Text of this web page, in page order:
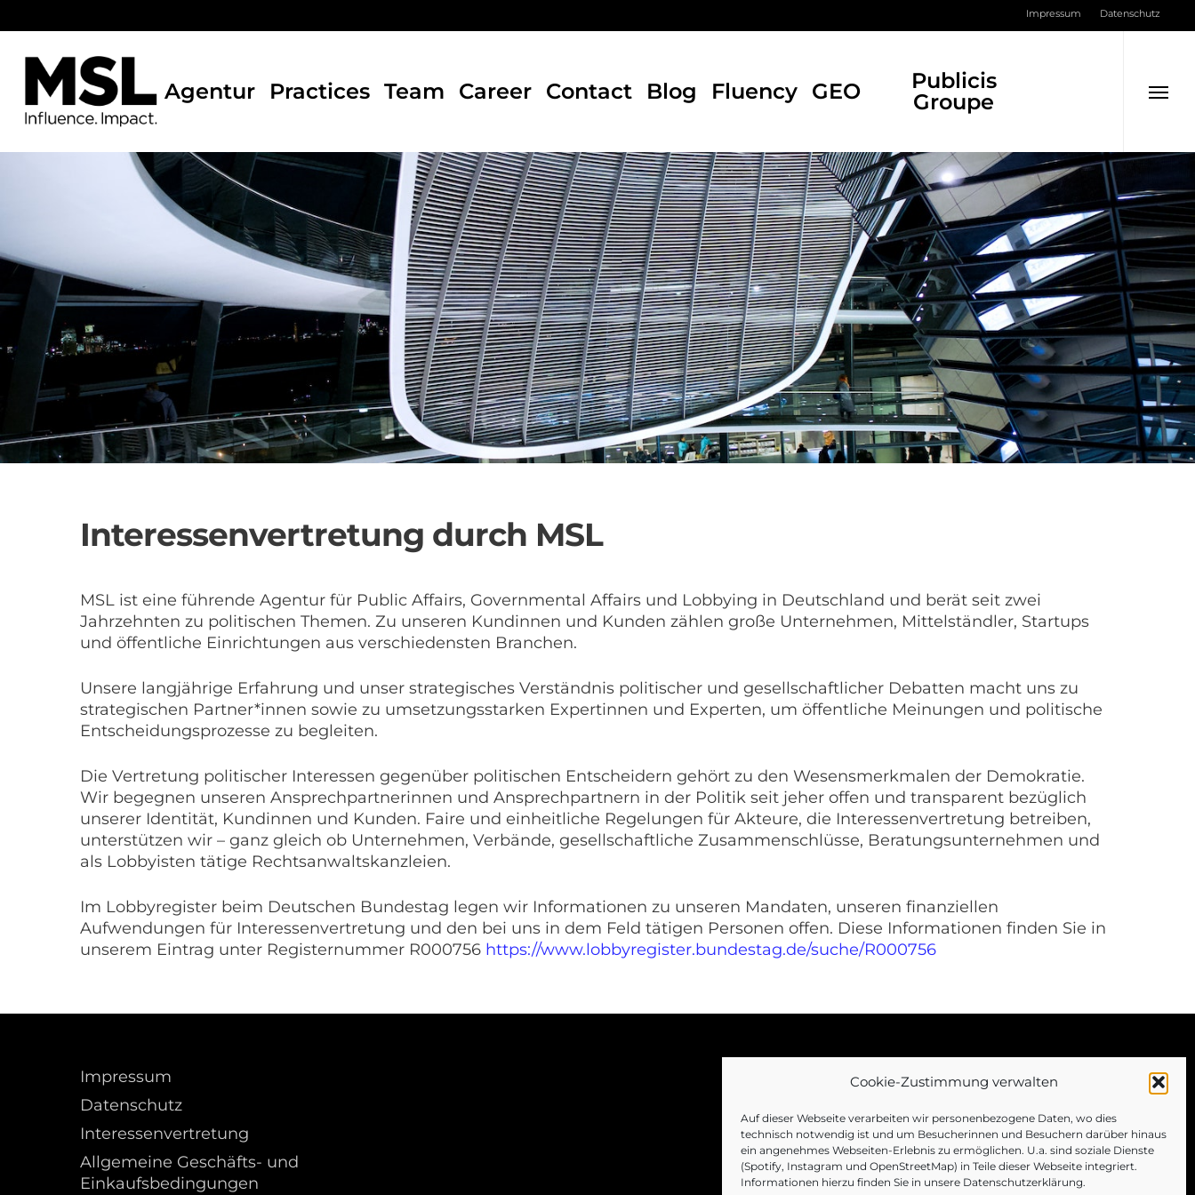
Cookie-Zustimmung verwalten
Auf dieser Webseite verarbeiten wir personenbezogene Daten, wo dies
technisch notwendig ist und um Besucherinnen und Besuchern darüber hinaus
ein angenehmes Webseiten-Erlebnis zu ermöglichen. U.a. sind soziale Dienste
(Spotify, Instagram und OpenStreetMap) in Teile dieser Webseite integriert.
Informationen hierzu finden Sie in unsere Datenschutzerklärung.
to
main
content
Impressum Datenschutz
Agentur Practices Team Career Contact Blog Fluency GEO
Publicis
Groupe
Menu
Interessenvertretung durch MSL
MSL ist eine führende Agentur für Public Affairs, Governmental Affairs und Lobbying in Deutschland und berät seit zwei
Jahrzehnten zu politischen Themen. Zu unseren Kundinnen und Kunden zählen große Unternehmen, Mittelständler, Startups
und öffentliche Einrichtungen aus verschiedensten Branchen.
Unsere langjährige Erfahrung und unser strategisches Verständnis politischer und gesellschaftlicher Debatten macht uns zu
strategischen Partner*innen sowie zu umsetzungsstarken Expertinnen und Experten, um öffentliche Meinungen und politische
Entscheidungsprozesse zu begleiten.
Die Vertretung politischer Interessen gegenüber politischen Entscheidern gehört zu den Wesensmerkmalen der Demokratie.
Wir begegnen unseren Ansprechpartnerinnen und Ansprechpartnern in der Politik seit jeher offen und transparent bezüglich
unserer Identität, Kundinnen und Kunden. Faire und einheitliche Regelungen für Akteure, die Interessenvertretung betreiben,
unterstützen wir – ganz gleich ob Unternehmen, Verbände, gesellschaftliche Zusammenschlüsse, Beratungsunternehmen und
als Lobbyisten tätige Rechtsanwaltskanzleien.
Im Lobbyregister beim Deutschen Bundestag legen wir Informationen zu unseren Mandaten, unseren finanziellen
Aufwendungen für Interessenvertretung und den bei uns in dem Feld tätigen Personen offen. Diese Informationen finden Sie in
unserem Eintrag unter Registernummer R000756 https://www.lobbyregister.bundestag.de/suche/R000756
Impressum
Datenschutz
Interessenvertretung
Allgemeine Geschäfts- und
Einkaufsbedingungen